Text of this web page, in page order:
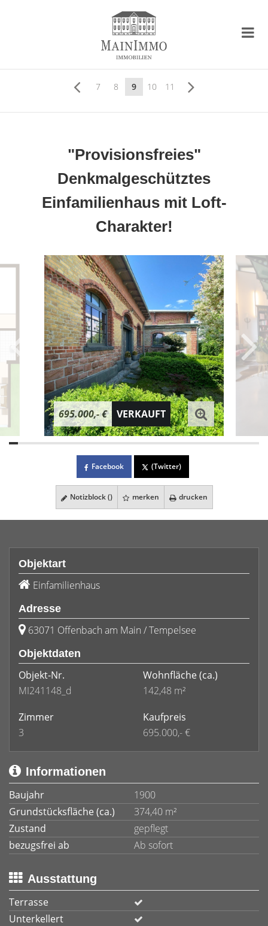
7 8 9 10 11
"Provisionsfreies"
Denkmalgeschütztes
Einfamilienhaus mit Loft-
Charakter!
695.000,- € VERKAUFT
Facebook (Twitter)
Notizblock () merken drucken
Objektart
Einfamilienhaus
Adresse
63071 Offenbach am Main / Tempelsee
Objektdaten
Objekt-Nr.
MI241148_d
Wohnfläche(ca.)
142,48 m²
Zimmer
3
Kaufpreis
695.000,- €
Informationen
Baujahr
1900
Grundstücksfläche (ca.)
374,40 m²
Zustand
gepflegt
bezugsfrei ab
Ab sofort
Ausstattung
Terrasse
Unterkellert